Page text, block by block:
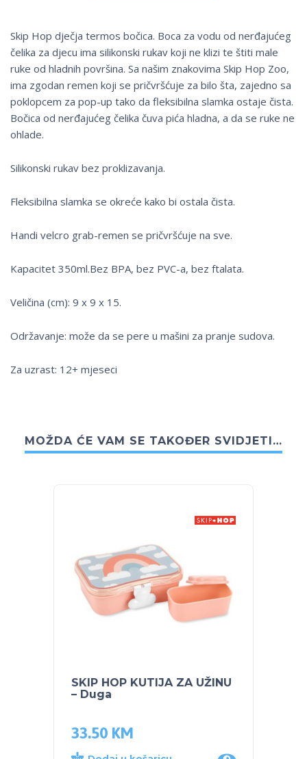
Skip Hop dječja termos bočica. Boca za vodu od nerđajućeg
čelika za djecu ima silikonski rukav koji ne klizi te štiti male
ruke od hladnih površina. Sa našim znakovima Skip Hop Zoo,
ima zgodan remen koji se pričvršćuje za bilo šta, zajedno sa
poklopcem za pop-up tako da fleksibilna slamka ostaje čista.
Bočica od nerđajućeg čelika čuva pića hladna, a da se ruke ne
ohlade.
Silikonski rukav bez proklizavanja.
Fleksibilna slamka se okreće kako bi ostala čista.
Handi velcro grab-remen se pričvršćuje na sve.
Kapacitet 350ml.Bez BPA, bez PVC-a, bez ftalata.
Veličina (cm): 9 x 9 x 15.
Održavanje: može da se pere u mašini za pranje sudova.
Za uzrast: 12+ mjeseci
MOŽDA ĆE VAM SE TAKOĐER SVIDJETI…
SKIP HOP KUTIJA ZA UŽINU
– Duga
33.50 KM